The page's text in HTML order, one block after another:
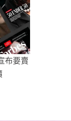
布要賣